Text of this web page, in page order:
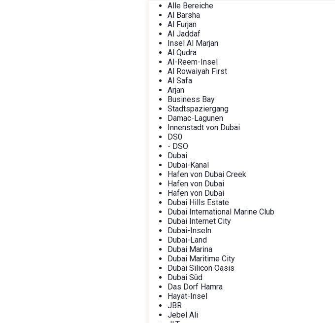
Alle Bereiche
Al Barsha
Al Furjan
Al Jaddaf
Insel Al Marjan
Al Qudra
Al-Reem-Insel
Al Rowaiyah First
Al Safa
Arjan
Business Bay
Stadtspaziergang
Damac-Lagunen
Innenstadt von Dubai
DS0
- DSO
Dubai
Dubai-Kanal
Hafen von Dubai Creek
Hafen von Dubai
Hafen von Dubai
Dubai Hills Estate
Dubai International Marine Club
Dubai Internet City
Dubai-Inseln
Dubai-Land
Dubai Marina
Dubai Maritime City
Dubai Silicon Oasis
Dubai Süd
Das Dorf Hamra
Hayat-Insel
JBR
Jebel Ali